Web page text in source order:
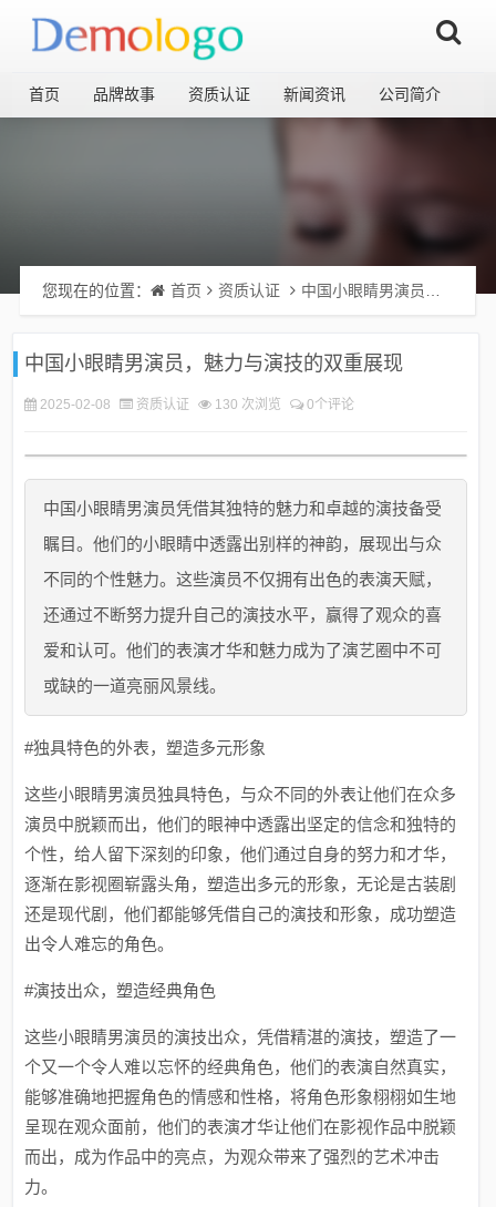
首页 品牌故事 资质认证 新闻资讯 公司简介
您现在的位置： 首页 资质认证 中国小眼睛男演员，魅力与演技的双重展现
中国小眼睛男演员，魅力与演技的双重展现
2025-02-08 资质认证 130 次浏览 0个评论
中国小眼睛男演员凭借其独特的魅力和卓越的演技备受
瞩目。他们的小眼睛中透露出别样的神韵，展现出与众
不同的个性魅力。这些演员不仅拥有出色的表演天赋，
还通过不断努力提升自己的演技水平，赢得了观众的喜
爱和认可。他们的表演才华和魅力成为了演艺圈中不可
或缺的一道亮丽风景线。
#独具特色的外表，塑造多元形象
这些小眼睛男演员独具特色，与众不同的外表让他们在众多
演员中脱颖而出，他们的眼神中透露出坚定的信念和独特的
个性，给人留下深刻的印象，他们通过自身的努力和才华，
逐渐在影视圈崭露头角，塑造出多元的形象，无论是古装剧
还是现代剧，他们都能够凭借自己的演技和形象，成功塑造
出令人难忘的角色。
#演技出众，塑造经典角色
这些小眼睛男演员的演技出众，凭借精湛的演技，塑造了一
个又一个令人难以忘怀的经典角色，他们的表演自然真实，
能够准确地把握角色的情感和性格，将角色形象栩栩如生地
呈现在观众面前，他们的表演才华让他们在影视作品中脱颖
而出，成为作品中的亮点，为观众带来了强烈的艺术冲击
力。